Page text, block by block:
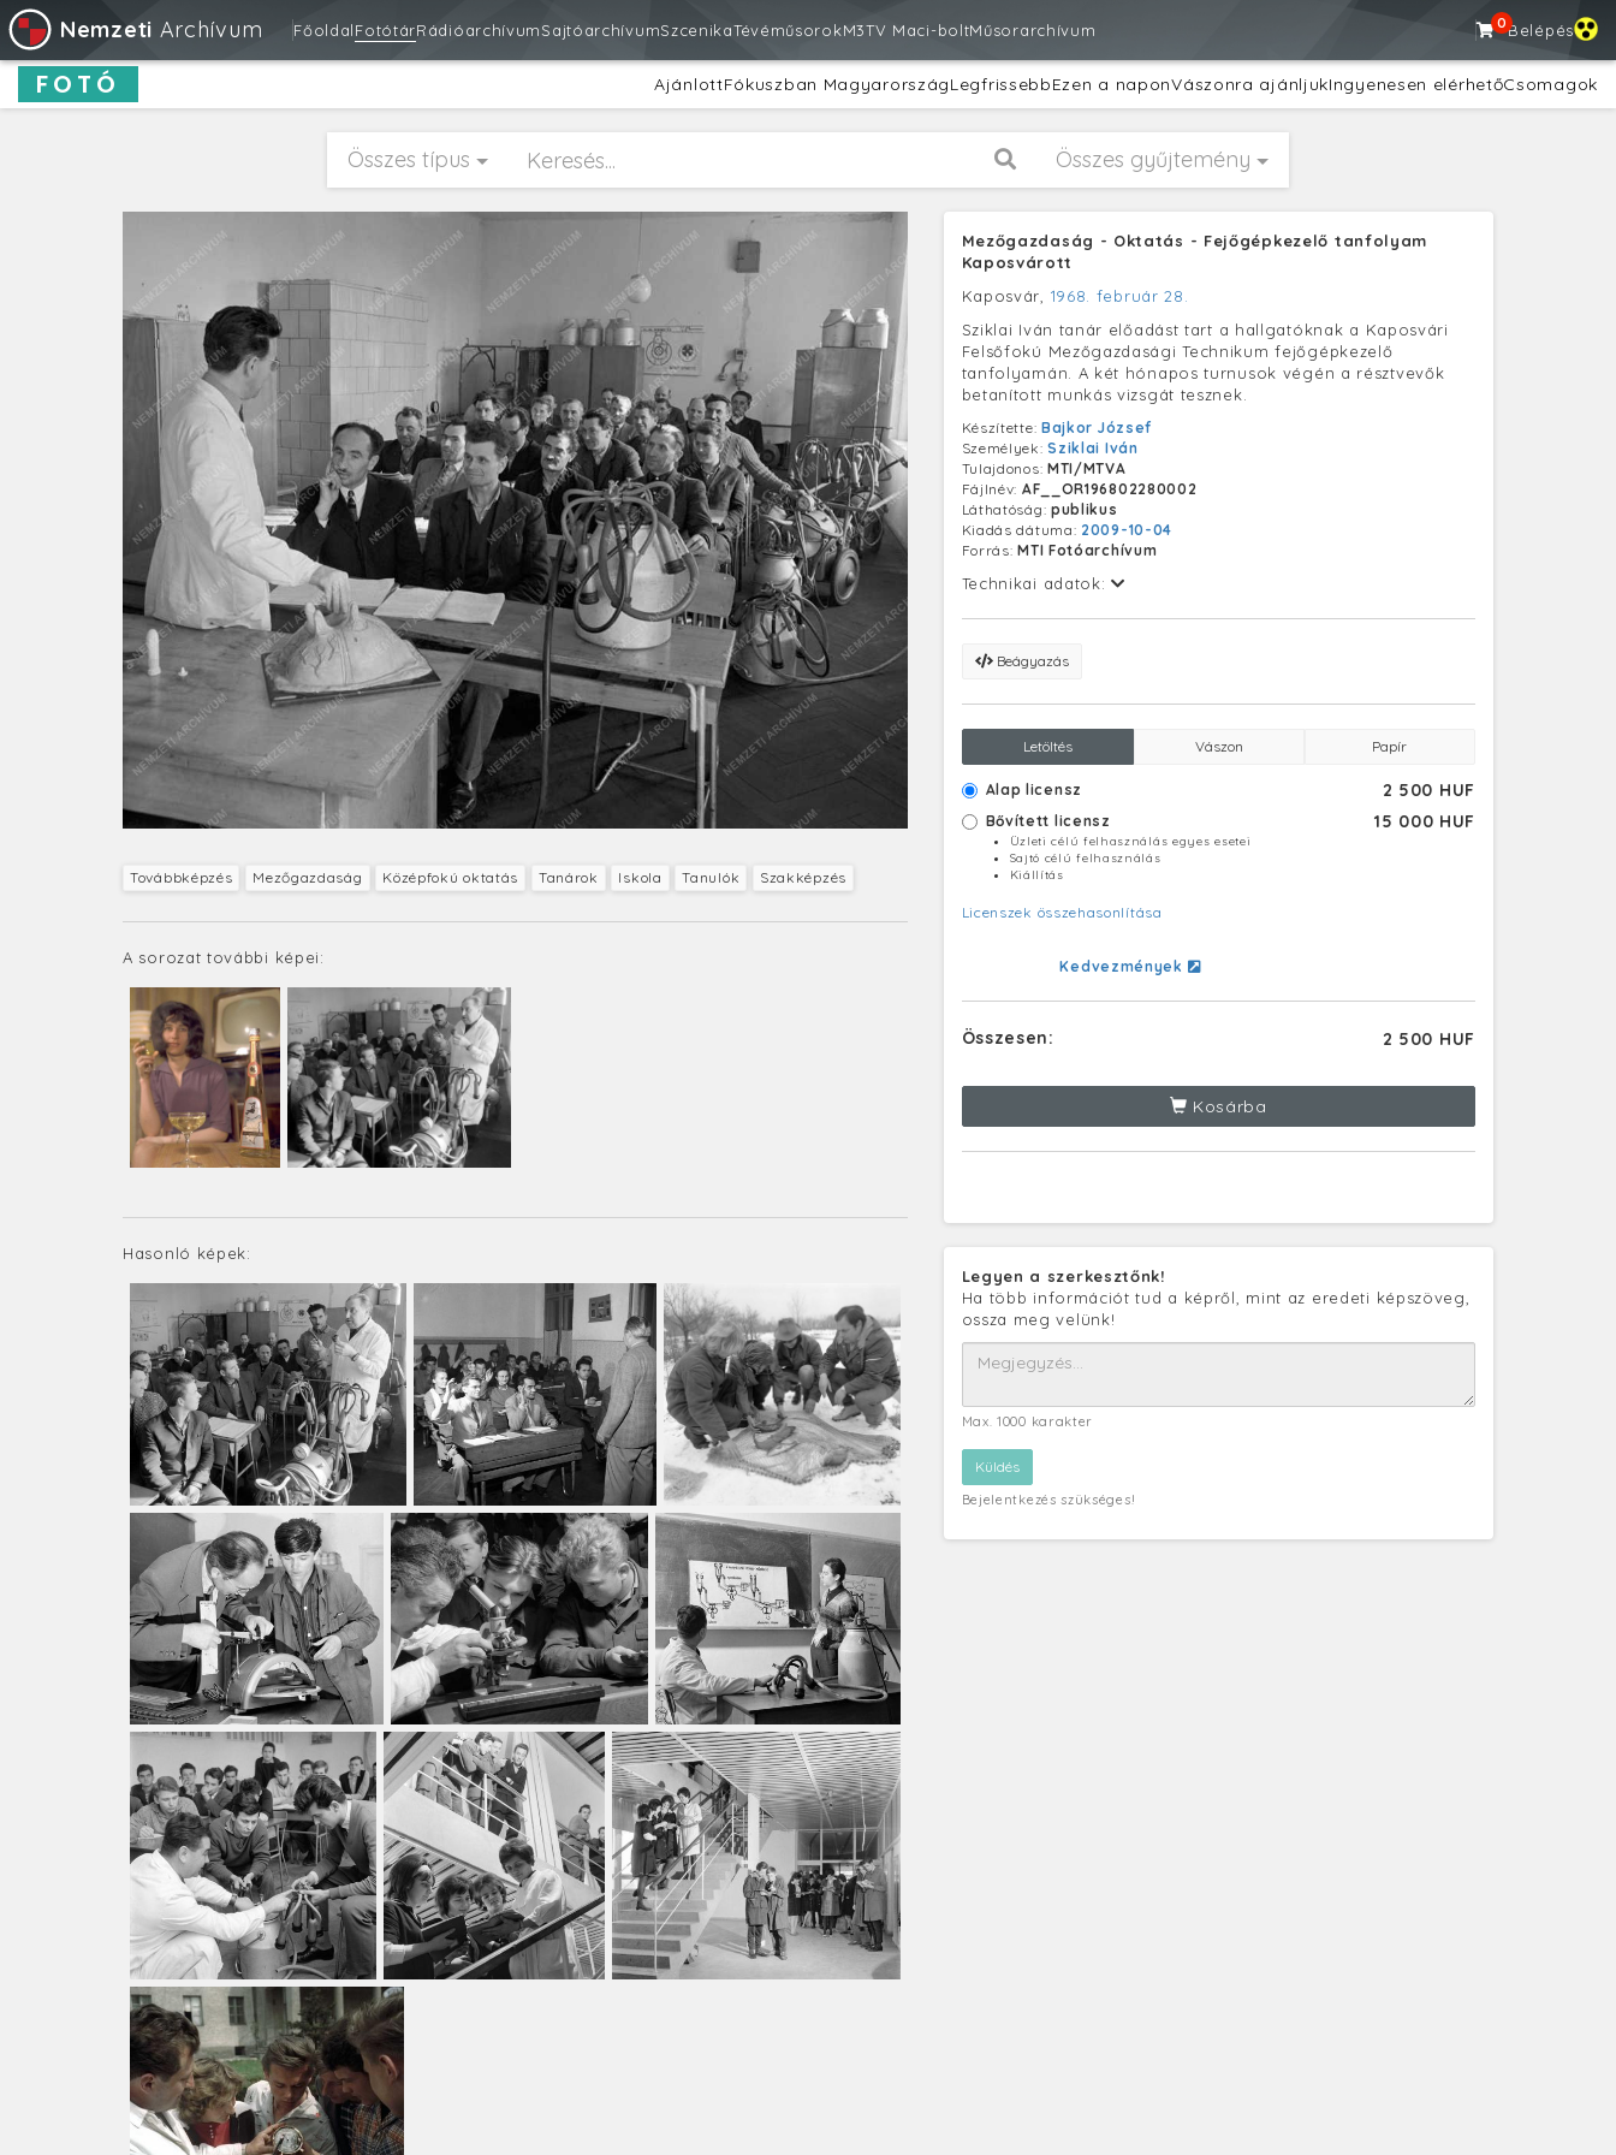
Nemzeti Archívum FőoldalFotótárRádióarchívumSajtóarchívumSzcenikaTévéműsorokM3TV Maci-boltMűsorarchívum 0Belépés
FOTÓ AjánlottFókuszban MagyarországLegfrissebbEzen a naponVászonra ajánljukIngyenesen elérhetőCsomagok
Összes típus Összes gyűjtemény
Továbbképzés Mezőgazdaság Középfokú oktatás Tanárok Iskola Tanulók Szakképzés
A sorozat további képei:
Hasonló képek:
Mezőgazdaság - Oktatás - Fejőgépkezelő tanfolyam
Kaposvárott
Kaposvár, 1968. február 28.
Sziklai Iván tanár előadást tart a hallgatóknak a Kaposvári
Felsőfokú Mezőgazdasági Technikum fejőgépkezelő
tanfolyamán. A két hónapos turnusok végén a résztvevők
betanított munkás vizsgát tesznek.
Készítette: Bajkor József
Személyek:Sziklai Iván
Tulajdonos: MTI/MTVA
Fájlnév: AF__OR196802280002
Láthatóság: publikus
Kiadás dátuma: 2009-10-04
Forrás:MTI Fotóarchívum
Technikai adatok:
Beágyazás
Letöltés Vászon Papír
Alap licensz 2 500 HUF
Bővített licensz 15 000 HUF
Üzleti célú felhasználás egyes esetei
Sajtó célú felhasználás
Kiállítás
Licenszek összehasonlítása
Kedvezmények
Összesen: 2 500 HUF
Kosárba
Legyen a szerkesztőnk!
Ha több információt tud a képről, mint az eredeti képszöveg,
ossza meg velünk!
Max. 1000 karakter
Bejelentkezés szükséges!